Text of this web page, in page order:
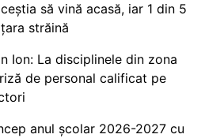
să vină acasă, iar 1 din 5
străină
Ion: La disciplinele din zona
de personal calificat pe
anul școlar 2026-2027 cu